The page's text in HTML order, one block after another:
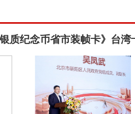
银质纪念币省市装帧卡》台